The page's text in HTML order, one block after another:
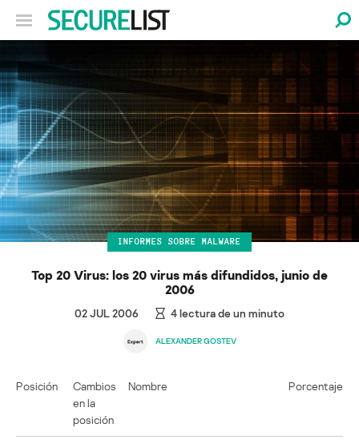
INFORMES SOBRE MALWARE
Top 20 Virus: los 20 virus más difundidos, junio de
2006
02 JUL 2006 4lectura de un minuto
ALEXANDER GOSTEV
Posición
Cambios
en la
posición
Nombre Porcentaje